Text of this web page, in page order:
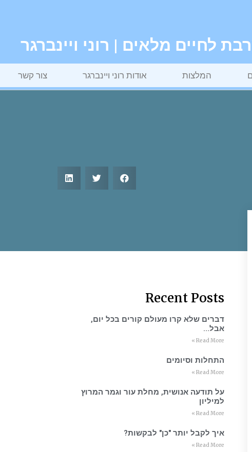
לחיים מלאים | רוני ויינברגר
המלצות אודות רוני ויינברגר צור קשר
Recent Posts
דברים שלא קרו מעולם קורים בכל יום,
אבל…
Read More »
התחלות וסיומים
Read More »
על תודעה אנושית, מחלת עור וגמר המרוץ
למיליון
Read More »
איך לקבל יותר "כן" לבקשות?
Read More »